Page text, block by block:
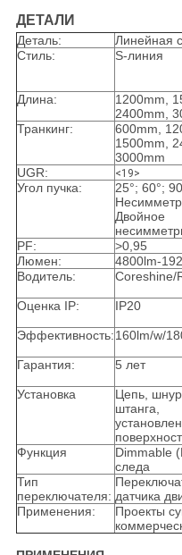
ДЕТАЛИ
Деталь:
Линейная
Стиль:
S-линия
Длина:
1200mm,
2400mm,
Транкинг:
600mm,
1500mm,
3000mm
UGR: <19>
Угол пучка:
25°; 60°;
Двойное
PF: >0,95
Люмен: 4800lm-
Водитель:
Coreshine/
Оценка IP:
IP20
Эффективность:160lm/w/
Гарантия:
5 лет
Установка
Цепь,
штанга,
Функция
Dimmable
следа
Тип
переключателя: датчика
Применения:
Проекты